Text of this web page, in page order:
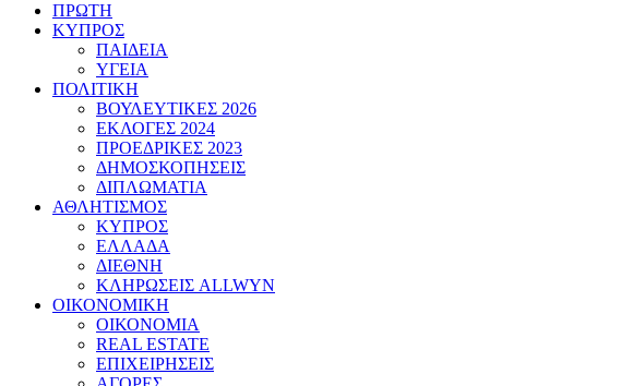
ΠΡΩΤΗ
ΚΥΠΡΟΣ
ΠΑΙΔΕΙΑ
ΥΓΕΙΑ
ΠΟΛΙΤΙΚΗ
ΒΟΥΛΕΥΤΙΚΕΣ 2026
ΕΚΛΟΓΕΣ 2024
ΠΡΟΕΔΡΙΚΕΣ 2023
ΔΗΜΟΣΚΟΠΗΣΕΙΣ
ΔΙΠΛΩΜΑΤΙΑ
ΑΘΛΗΤΙΣΜΟΣ
ΚΥΠΡΟΣ
ΕΛΛΑΔΑ
ΔΙΕΘΝΗ
ΚΛΗΡΩΣΕΙΣ ALLWYN
ΟΙΚΟΝΟΜΙΚΗ
ΟΙΚΟΝΟΜΙΑ
REAL ESTATE
ΕΠΙΧΕΙΡΗΣΕΙΣ